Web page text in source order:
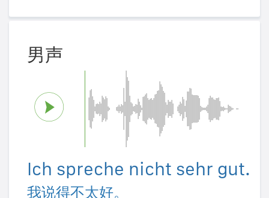
男声
Ich spreche nicht sehr gut.
我说得不太好。